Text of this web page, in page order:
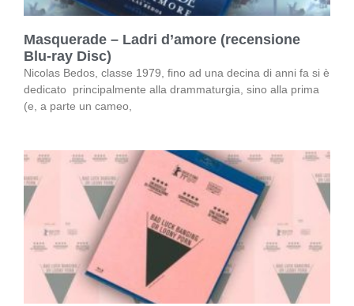
Masquerade – Ladri d’amore (recensione
Blu-ray Disc)
Nicolas Bedos, classe 1979, fino ad una decina di anni fa si è
dedicato principalmente alla drammaturgia, sino alla prima
(e, a parte un cameo,